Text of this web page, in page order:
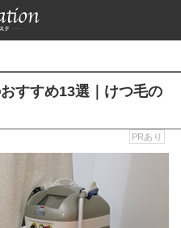
すすめ13選｜けつ毛の
PRあり